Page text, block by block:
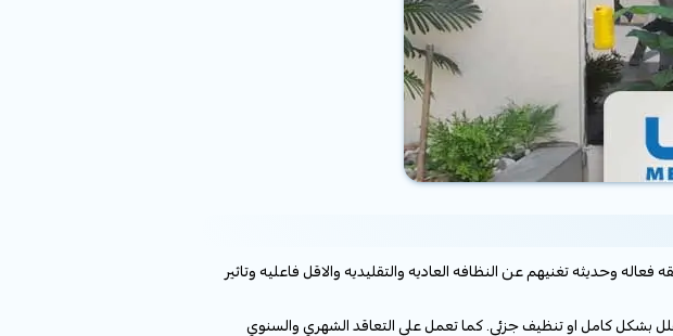
وحديثه تغنيهم عن النظافه العاديه والتقليديه والاقل فاعليه وتاثير
بشكل كامل او تنظيف جزئي. كما تعمل على التعاقد الشهري والسنوي